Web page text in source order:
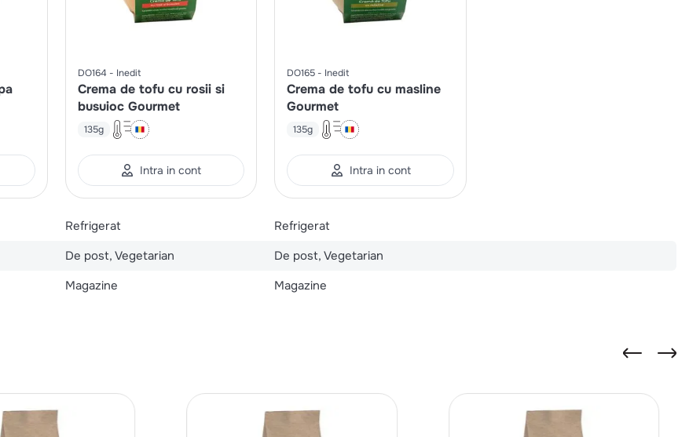
DO164 Inedit
Crema de tofu cu rosii si
busuioc Gourmet
135g
Intra in cont
DO165 Inedit
Crema de tofu cu masline
Gourmet
135g
Intra in cont
Refrigerat
Refrigerat
De post, Vegetarian
De post, Vegetarian
Magazine Magazine